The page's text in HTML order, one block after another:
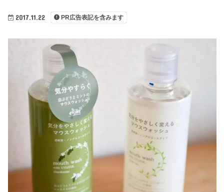
2017.11.22 PR広告表記を含みます